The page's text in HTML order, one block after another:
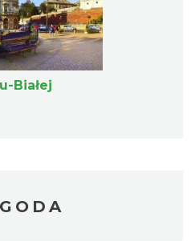
Białej